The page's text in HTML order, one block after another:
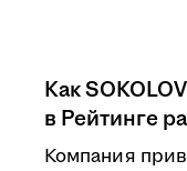
Как
в Рейтинге
Компания